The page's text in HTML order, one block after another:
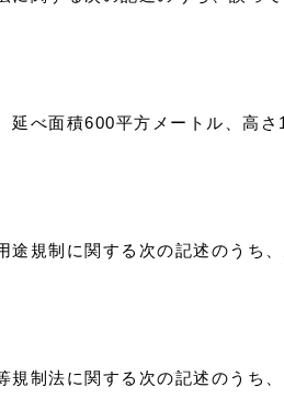
延べ面積600平方メートル、高
途規制に関する次の記述のうち
規制法に関する次の記述のうち